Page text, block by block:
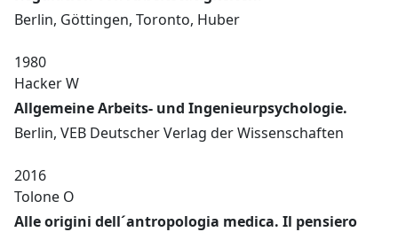
Berlin, Göttingen, Toronto, Huber
1980
Hacker W
Allgemeine Arbeits- und Ingenieurpsychologie.
Berlin, VEB Deutscher Verlag der Wissenschaften
2016
Tolone O
Alle origini dell´antropologia medica. Il pensiero